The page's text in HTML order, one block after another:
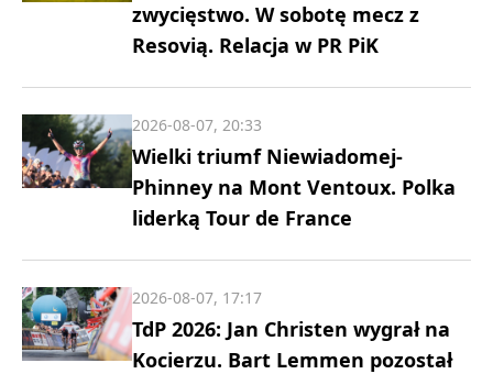
zwycięstwo. W sobotę mecz z
Resovią. Relacja w PR PiK
Wielki triumf Niewiadomej-
Phinney na Mont Ventoux. Polka
liderką Tour de France
2026-08-07, 20:33
TdP 2026: Jan Christen wygrał na
Kocierzu. Bart Lemmen pozostał
2026-08-07, 17:17